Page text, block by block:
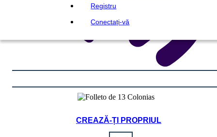
Registru
Conectați-vă
CREAZĂ-ȚI PROPRIUL